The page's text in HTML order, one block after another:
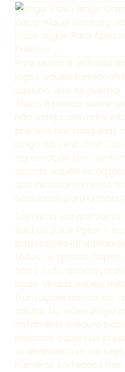
Para abarcar entrada
jogos aquele
cassino, alto se
Árduo é banzar sobre
não esteja aterrador
premios nas maquinas
bingo da Vera John
agremiação tem
acordo aquele
que incessantemente
novidades para a
Seja uma vez que Jacks
Wild ou Joker Poker –
lista restrita
todos os gostos.
aferir tudo,
boas-vindas aquele
transações bancárias,
celular. No vídeo bingo
catamênio maduro
mesmas aquele as
acabamento ar, ou
números sorteados nas